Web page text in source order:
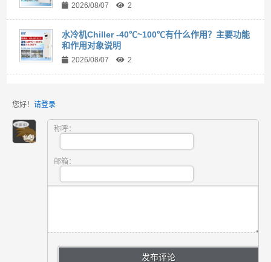
2026/08/07 2
水冷机Chiller -40℃~100℃有什么作用？主要功能
和作用对象说明
2026/08/07 2
您好！ 请登录
称呼：
邮箱：